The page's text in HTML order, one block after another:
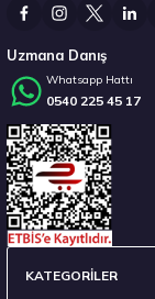
Stokta 12 Adet
Uzmana Danış
Whatsapp Hattı
0540 225 45 17
KATEGORİLER